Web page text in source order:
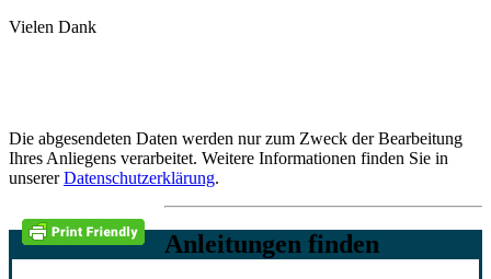
Vielen Dank
Die abgesendeten Daten werden nur zum Zweck der Bearbeitung
Ihres Anliegens verarbeitet. Weitere Informationen finden Sie in
unsererDatenschutzerklärung.
Anleitungen finden